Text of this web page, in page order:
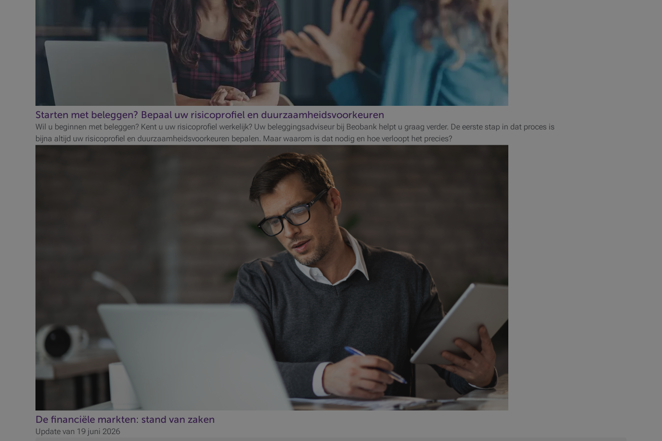
Starten met beleggen? Bepaal uw risicoprofiel en duurzaamheidsvoorkeuren
Wil u beginnen met beleggen? Kent u uw risicoprofiel werkelijk? Uw beleggingsadviseur bij Beobank helpt u graag verder. De eerste stap in dat proces is
bijna altijd uw risicoprofiel en duurzaamheidsvoorkeuren bepalen. Maar waarom is dat nodig en hoe verloopt het precies?
De financiële markten: stand van zaken
Update van 19 juni 2026